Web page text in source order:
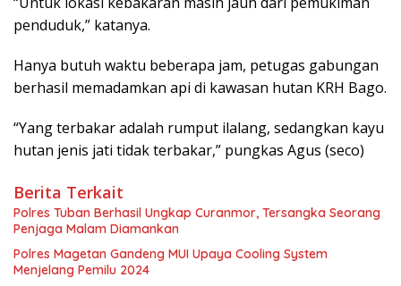
penduduk,” katanya.
Hanya butuh waktu beberapa jam, petugas gabungan
berhasil memadamkan api di kawasan hutan KRH Bago.
“Yang terbakar adalah rumput ilalang, sedangkan kayu
hutan jenis jati tidak terbakar,” pungkas Agus (seco)
Berita Terkait
Polres Tuban Berhasil Ungkap Curanmor, Tersangka Seorang
Penjaga Malam Diamankan
Polres Magetan Gandeng MUI Upaya Cooling System
Menjelang Pemilu 2024